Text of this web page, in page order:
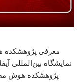
معرفی
نمایشگاه بین‌المللی
پژوهشکده هوش